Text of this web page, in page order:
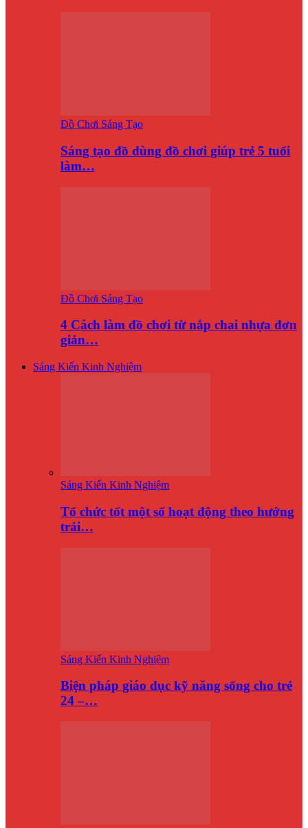
Đồ Chơi Sáng Tạo
Sáng tạo đồ dùng đồ chơi giúp trẻ 5 tuổi
làm…
Đồ Chơi Sáng Tạo
4 Cách làm đồ chơi từ nắp chai nhựa đơn
giản…
Sáng Kiến Kinh Nghiệm
Sáng Kiến Kinh Nghiệm
Tổ chức tốt một số hoạt động theo hướng
trải…
Sáng Kiến Kinh Nghiệm
Biện pháp giáo dục kỹ năng sống cho trẻ
24 –…